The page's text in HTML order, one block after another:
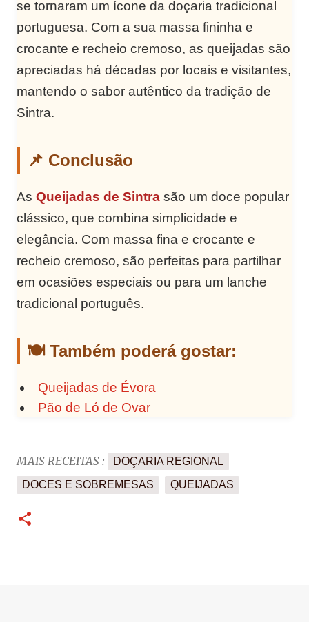
se tornaram um ícone da doçaria tradicional
portuguesa. Com a sua massa fininha e
crocante e recheio cremoso, as queijadas são
apreciadas há décadas por locais e visitantes,
mantendo o sabor autêntico da tradição de
Sintra.
📌 Conclusão
As Queijadas de Sintra são um doce popular
clássico, que combina simplicidade e
elegância. Com massa fina e crocante e
recheio cremoso, são perfeitas para partilhar
em ocasiões especiais ou para um lanche
tradicional português.
🍽️ Também poderá gostar:
Queijadas de Évora
Pão de Ló de Ovar
MAIS RECEITAS :
DOÇARIA REGIONAL
DOCES E SOBREMESAS
QUEIJADAS